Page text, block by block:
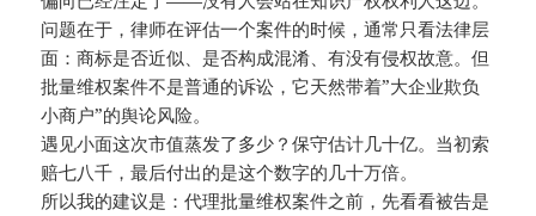
问题在于，律师在评估一个案件的时候，通常只看法律层
面：商标是否近似、是否构成混淆、有没有侵权故意。但
批量维权案件不是普通的诉讼，它天然带着”大企业欺负
小商户”的舆论风险。
遇见小面这次市值蒸发了多少？保守估计几十亿。当初索
赔七八千，最后付出的是这个数字的几十万倍。
所以我的建议是：代理批量维权案件之前，先看看被告是